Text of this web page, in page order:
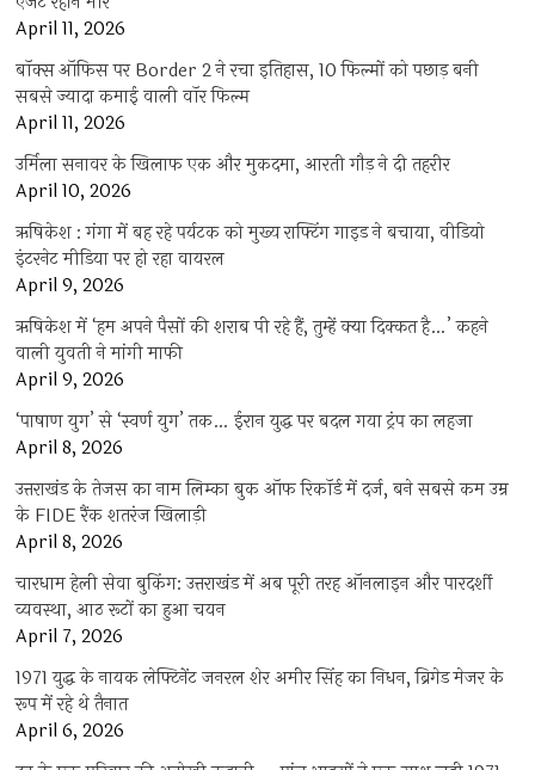
April 11, 2026
बॉक्स ऑफिस पर Border 2 ने रचा इतिहास, 10 फिल्मों को पछाड़ बनी
सबसे ज्यादा कमाई वाली वॉर फिल्म
April 11, 2026
उर्मिला सनावर के खिलाफ एक और मुकदमा, आरती गौड़ ने दी तहरीर
April 10, 2026
ऋषिकेश : गंगा में बह रहे पर्यटक को मुख्य राफ्टिंग गाइड ने बचाया, वीडियो
इंटरनेट मीडिया पर हो रहा वायरल
April 9, 2026
ऋषिकेश में ‘हम अपने पैसों की शराब पी रहे हैं, तुम्हें क्या दिक्कत है…’ कहने
वाली युवती ने मांगी माफी
April 9, 2026
‘पाषाण युग’ से ‘स्वर्ण युग’ तक… ईरान युद्ध पर बदल गया ट्रंप का लहजा
April 8, 2026
उत्तराखंड के तेजस का नाम लिम्का बुक ऑफ रिकॉर्ड में दर्ज, बने सबसे कम उम्र
के FIDE रैंक शतरंज खिलाड़ी
April 8, 2026
चारधाम हेली सेवा बुकिंग: उत्तराखंड में अब पूरी तरह ऑनलाइन और पारदर्शी
व्यवस्था, आठ रूटों का हुआ चयन
April 7, 2026
1971 युद्ध के नायक लेफ्टिनेंट जनरल शेर अमीर सिंह का निधन, ब्रिगेड मेजर के
रूप में रहे थे तैनात
April 6, 2026